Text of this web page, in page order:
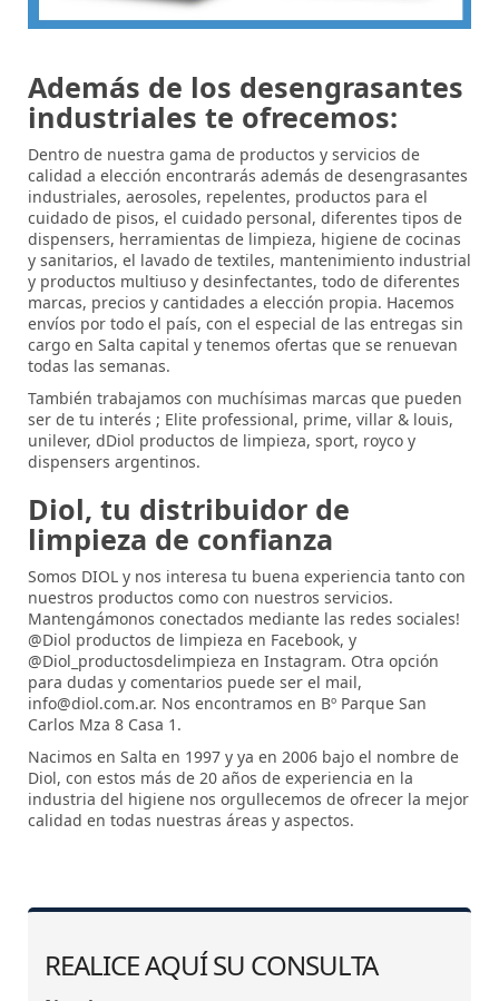
Además de los desengrasantes
industriales te ofrecemos:
Dentro de nuestra gama de productos y servicios de
calidad a elección encontrarás además de desengrasantes
industriales, aerosoles, repelentes, productos para el
cuidado de pisos, el cuidado personal, diferentes tipos de
dispensers, herramientas de limpieza, higiene de cocinas
y sanitarios, el lavado de textiles, mantenimiento industrial
y productos multiuso y desinfectantes, todo de diferentes
marcas, precios y cantidades a elección propia. Hacemos
envíos por todo el país, con el especial de las entregas sin
cargo en Salta capital y tenemos ofertas que se renuevan
todas las semanas.
También trabajamos con muchísimas marcas que pueden
ser de tu interés ; Elite professional, prime, villar & louis,
unilever, dDiol productos de limpieza, sport, royco y
dispensers argentinos.
Diol, tu distribuidor de
limpieza de confianza
Somos DIOL y nos interesa tu buena experiencia tanto con
nuestros productos como con nuestros servicios.
Mantengámonos conectados mediante las redes sociales!
@Diol productos de limpieza en Facebook, y
@Diol_productosdelimpieza en Instagram. Otra opción
para dudas y comentarios puede ser el mail,
info@diol.com.ar. Nos encontramos en Bº Parque San
Carlos Mza 8 Casa 1.
Nacimos en Salta en 1997 y ya en 2006 bajo el nombre de
Diol, con estos más de 20 años de experiencia en la
industria del higiene nos orgullecemos de ofrecer la mejor
calidad en todas nuestras áreas y aspectos.
REALICE AQUÍ SU CONSULTA